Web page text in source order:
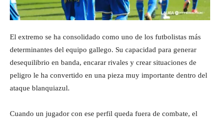
El extremo se ha consolidado como uno de los futbolistas más
determinantes del equipo gallego. Su capacidad para generar
desequilibrio en banda, encarar rivales y crear situaciones de
peligro le ha convertido en una pieza muy importante dentro del
ataque blanquiazul.
Cuando un jugador con ese perfil queda fuera de combate, el